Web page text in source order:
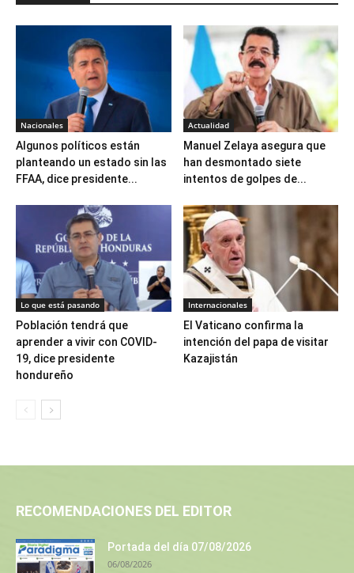
Nacionales
Algunos políticos están
planteando un estado sin las
FFAA, dice presidente...
Actualidad
Manuel Zelaya asegura que
han desmontado siete
intentos de golpes de...
Lo que está pasando
Población tendrá que
aprender a vivir con COVID-
19, dice presidente
hondureño
Internacionales
El Vaticano confirma la
intención del papa de visitar
Kazajistán
RECOMENDACIONES DEL EDITOR
Portada del día 07/08/2026
06/08/2026